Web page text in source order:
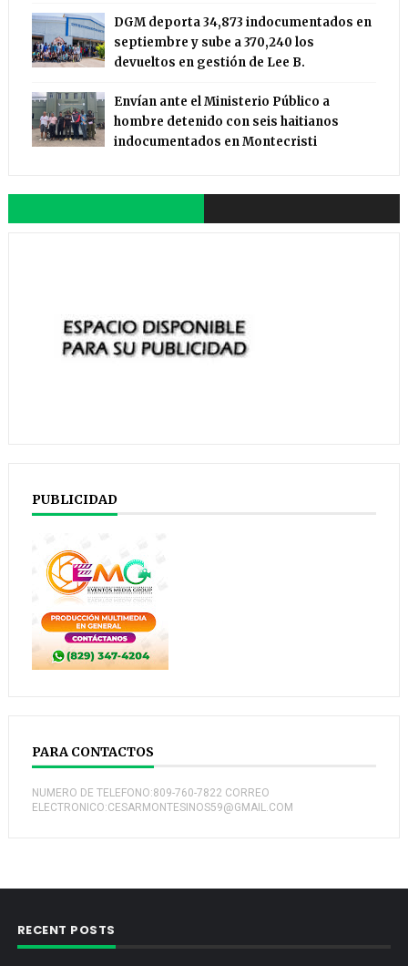
DGM deporta 34,873 indocumentados en
septiembre y sube a 370,240 los
devueltos en gestión de Lee B.
Envían ante el Ministerio Público a
hombre detenido con seis haitianos
indocumentados en Montecristi
PUBLICIDAD
PARA CONTACTOS
NUMERO DE TELEFONO:809-760-7822 CORREO
ELECTRONICO:CESARMONTESINOS59@GMAIL.COM
RECENT POSTS